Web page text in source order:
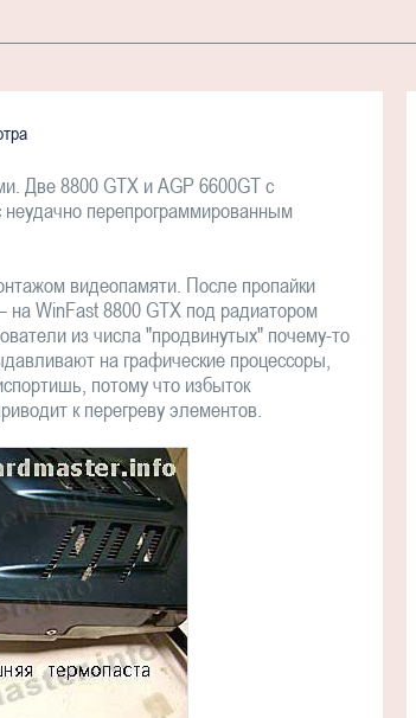
Две 8800 GTX и AGP 6600GT с
перепрограммированным
видеопамяти. После пропайки
WinFast 8800 GTX под радиатором
из числа "продвинутых" почему-то
на графические процессоры,
потому что избыток
к перегреву элементов.